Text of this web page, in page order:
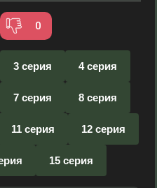
0
3 серия 4 серия
7 серия 8 серия
11 серия 12 серия
15 серия